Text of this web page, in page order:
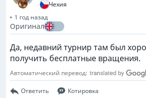
Чехия
1 год назад
Оригинал
Да, недавний турнир там был
получить бесплатные вращения.
Автоматический перевод:
Ответить Котировка